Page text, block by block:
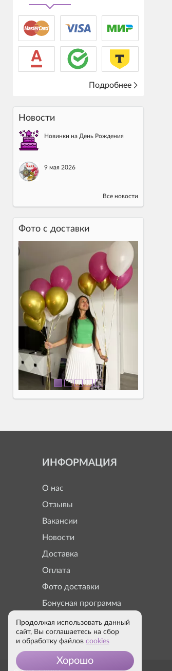
Подробнее
Новости
Новинки на День Рождения
9 мая 2026
Все новости
Фото c доставки
ИНФОРМАЦИЯ
О нас
Отзывы
Вакансии
Новости
Доставка
Оплата
Фото доставки
Бонусная программа
Продолжая использовать данный
сайт, Вы соглашаетесь на сбор
и обработку файлов cookies
Хорошо